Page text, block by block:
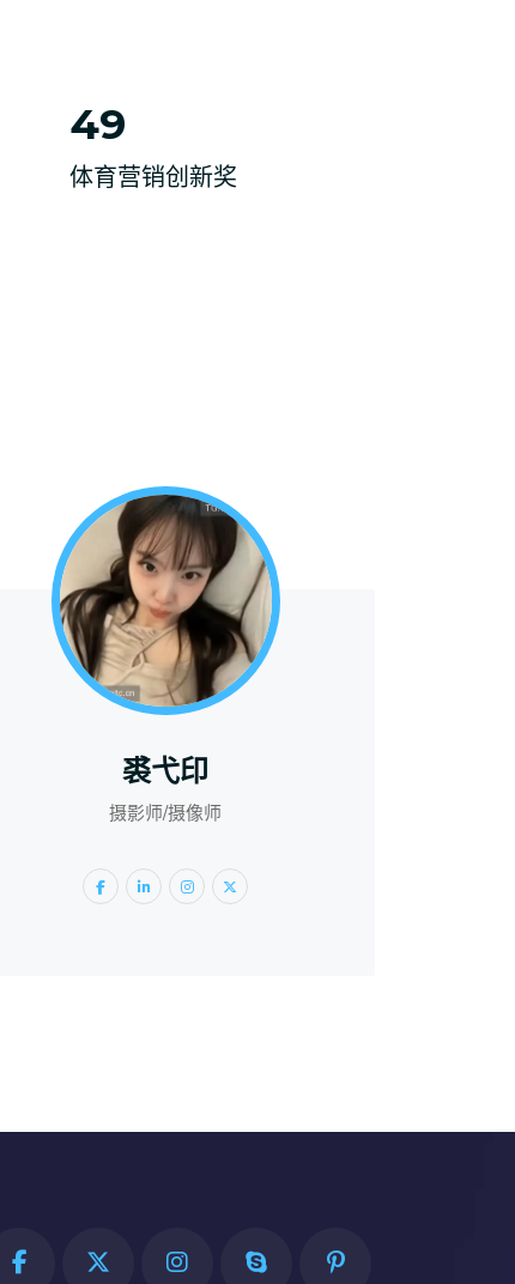
49
体育营销创新奖
裘弋印
摄影师/摄像师